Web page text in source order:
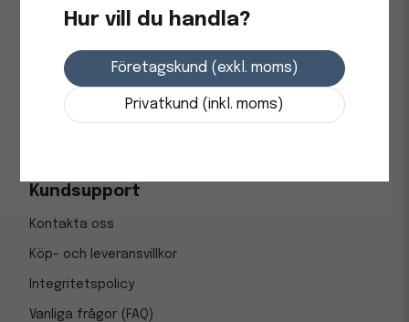
Hur vill du handla?
Företagskund (exkl. moms)
Privatkund (inkl. moms)
Hos Kontorsnetto handlar du kontorsmaterial,
städprodukter och hygienprodukter till bra priser med
snabba leveranser till företag och privatpersoner i hela
Kundsupport
Kontakta oss
Köp- och leveransvillkor
Integritetspolicy
Vanliga frågor (FAQ)